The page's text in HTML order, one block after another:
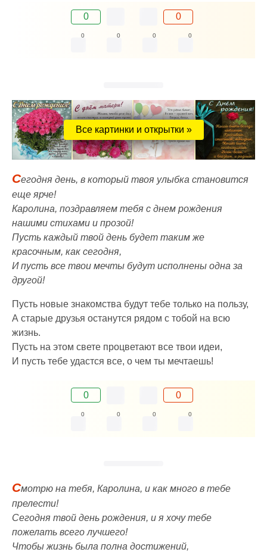
0 0
0 0 0 0
Все картинки и открытки »
Сегодня день, в который твоя улыбка становится
еще ярче!
Каролина, поздравляем тебя с днем рождения
нашими стихами и прозой!
Пусть каждый твой день будет таким же
красочным, как сегодня,
И пусть все твои мечты будут исполнены одна за
другой!
Пусть новые знакомства будут тебе только на пользу,
А старые друзья останутся рядом с тобой на всю
жизнь.
Пусть на этом свете процветают все твои идеи,
И пусть тебе удастся все, о чем ты мечтаешь!
0 0
0 0 0 0
Смотрю на тебя, Каролина, и как много в тебе
прелести!
Сегодня твой день рождения, и я хочу тебе
пожелать всего лучшего!
Чтобы жизнь была полна достижений,